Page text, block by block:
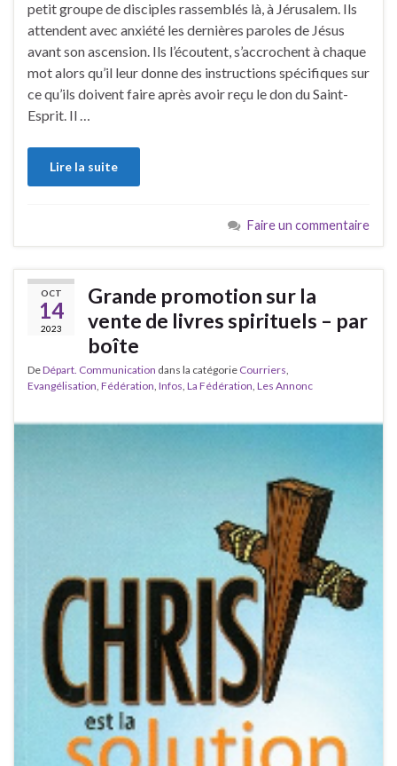
petit groupe de disciples rassemblés là, à Jérusalem. Ils
attendent avec anxiété les dernières paroles de Jésus
avant son ascension. Ils l’écoutent, s’accrochent à chaque
mot alors qu’il leur donne des instructions spécifiques sur
ce qu’ils doivent faire après avoir reçu le don du Saint-
Esprit. Il …
Lire la suite
Faire un commentaire
OCT
14
2023
Grande promotion sur la
vente de livres spirituels – par
boîte
DeDépart. Communication dans la catégorie Courriers
Evangélisation Fédération Infos La Fédération Les Annonc